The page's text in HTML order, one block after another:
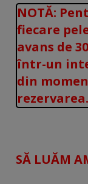
NOTĂ:
fiecare
avans de
într-un
din
rezervarea.
SĂ LUĂM